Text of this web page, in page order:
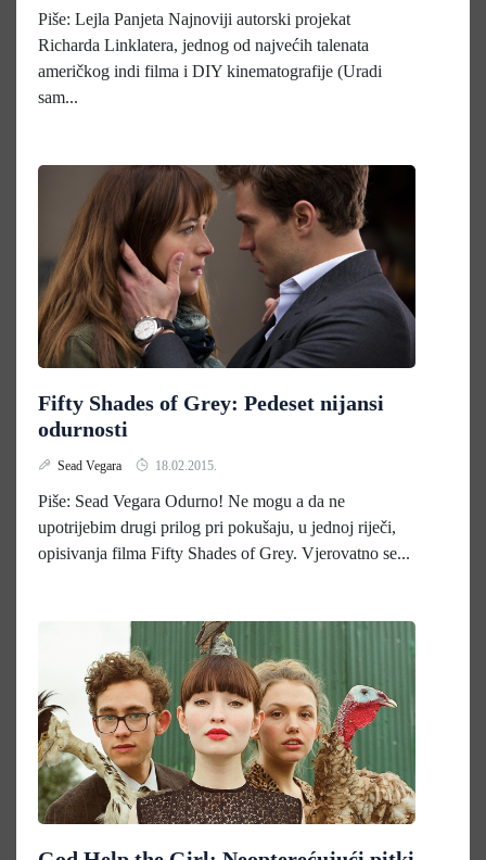
Piše: Lejla Panjeta Najnoviji autorski projekat
Richarda Linklatera, jednog od najvećih talenata
američkog indi filma i DIY kinematografije (Uradi
sam...
Fifty Shades of Grey: Pedeset nijansi
odurnosti
Sead Vegara 18.02.2015.
Piše: Sead Vegara Odurno! Ne mogu a da ne
upotrijebim drugi prilog pri pokušaju, u jednoj riječi,
opisivanja filma Fifty Shades of Grey. Vjerovatno se...